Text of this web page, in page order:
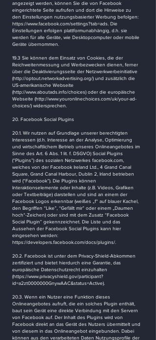
angezeigt werden, können Sie die von Facebook
eingerichtete Seite aufrufen und dort die Hinweise zu
den Einstellungen nutzungsbasierter Werbung befolgen:
https://www.facebook.com/settings?tab=ads. Die
Einstellungen erfolgen plattformunabhängig, d.h. sie
werden für alle Geräte, wie Desktopcomputer oder mobile
Geräte übernommen.
19.3 Sie können dem Einsatz von Cookies, die der
Reichweitenmessung und Werbezwecken dienen, ferner
über die Deaktivierungsseite der Netzwerkwerbeinitiative
(http://optout.networkadvertising.org/) und zusätzlich die
US-amerikanische Webseite
(http://www.aboutads.info/choices) oder die europäische
Webseite (http://www.youronlinechoices.com/uk/your-ad-
choices/) widersprechen.
20. Facebook Social Plugins
20.1. Wir nutzen auf Grundlage unserer berechtigten
Interessen (d.h. Interesse an der Analyse, Optimierung
und wirtschaftlichem Betrieb unseres Onlineangebotes im
Sinne des Art. 6 Abs. 1 lit. f. DSGVO) Social Plugins
(“Plugins”) des sozialen Netzwerkes facebook.com,
welches von der Facebook Ireland Ltd., 4 Grand Canal
Square, Grand Canal Harbour, Dublin 2, Irland betrieben
wird (“Facebook”). Die Plugins können
Interaktionselemente oder Inhalte (z.B. Videos, Grafiken
oder Textbeiträge) darstellen und sind an einem der
Facebook Logos erkennbar (weißes „f“ auf blauer Kachel,
den Begriffen “Like”, “Gefällt mir” oder einem „Daumen
hoch“-Zeichen) oder sind mit dem Zusatz “Facebook
Social Plugin” gekennzeichnet. Die Liste und das
Aussehen der Facebook Social Plugins kann hier
eingesehen werden:
https://developers.facebook.com/docs/plugins/.
20.2. Facebook ist unter dem Privacy-Shield-Abkommen
zertifiziert und bietet hierdurch eine Garantie, das
europäische Datenschutzrecht einzuhalten
(https://www.privacyshield.gov/participant?
id=a2zt0000000GnywAAC&status=Active).
20.3. Wenn ein Nutzer eine Funktion dieses
Onlineangebotes aufruft, die ein solches Plugin enthält,
baut sein Gerät eine direkte Verbindung mit den Servern
von Facebook auf. Der Inhalt des Plugins wird von
Facebook direkt an das Gerät des Nutzers übermittelt und
von diesem in das Onlineangebot eingebunden. Dabei
können aus den verarbeiteten Daten Nutzungsprofile der